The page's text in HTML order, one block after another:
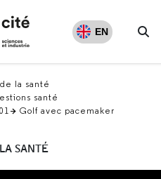
EN
la santé
santé
01 Golf avec pacemaker
SANTÉ